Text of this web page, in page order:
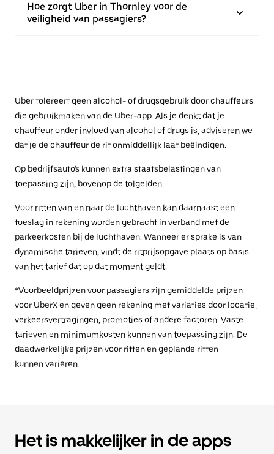
Hoe zorgt Uber in Thornley voor de
veiligheid van passagiers?
Uber tolereert geen alcohol- of drugsgebruik door chauffeurs
die gebruikmaken van de Uber-app. Als je denkt dat je
chauffeur onder invloed van alcohol of drugs is, adviseren we
dat je de chauffeur de rit onmiddellijk laat beëindigen.
Op bedrijfsauto's kunnen extra staatsbelastingen van
toepassing zijn, bovenop de tolgelden.
Voor ritten van en naar de luchthaven kan daarnaast een
toeslag in rekening worden gebracht in verband met de
parkeerkosten bij de luchthaven. Wanneer er sprake is van
dynamische tarieven, vindt de ritprijsopgave plaats op basis
van het tarief dat op dat moment geldt.
*Voorbeeldprijzen voor passagiers zijn gemiddelde prijzen
voor UberX en geven geen rekening met variaties door locatie,
verkeersvertragingen, promoties of andere factoren. Vaste
tarieven en minimumkosten kunnen van toepassing zijn. De
daadwerkelijke prijzen voor ritten en geplande ritten
kunnen variëren.
Het is makkelijker in de apps